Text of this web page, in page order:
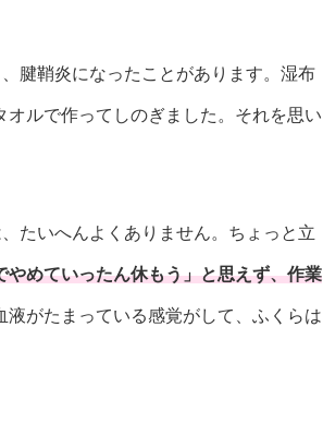
腱鞘炎になったことがあります。湿布
ルで作ってしのぎました。それを思い
たいへんよくありません。ちょっと立
やめていったん休もう」と思えず、作業
がたまっている感覚がして、ふくらは